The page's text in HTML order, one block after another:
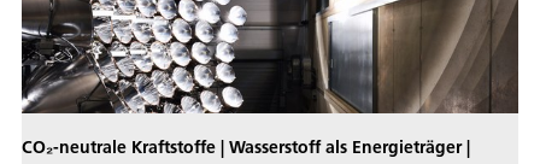
CO₂-neutrale Kraftstoffe | Wasserstoff als Energieträger |